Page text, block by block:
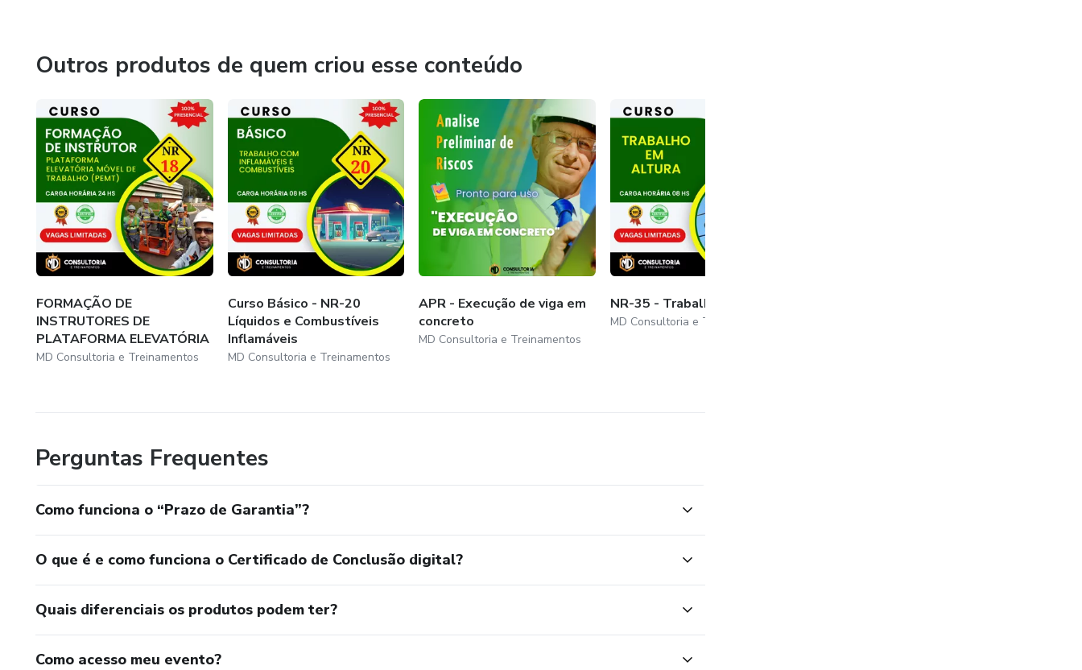
Outros produtos de quem criou esse conteúdo
FORMAÇÃO DE
INSTRUTORES DE
PLATAFORMA ELEVATÓRIA
MD Consultoria e Treinamentos
Curso Básico - NR-20
Líquidos e Combustíveis
Inflamáveis
MD Consultoria e Treinamentos
APR - Execução de viga em
concreto
MD Consultoria e Treinamentos
NR-35 - Trabalho em Altura
MD Consultoria e Treinamentos
Perguntas Frequentes
Como funciona o “Prazo de Garantia”?
O que é e como funciona o Certificado de Conclusão digital?
Quais diferenciais os produtos podem ter?
Como acesso meu evento?